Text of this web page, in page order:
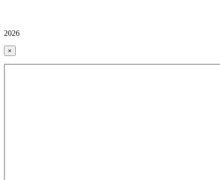
2026
×